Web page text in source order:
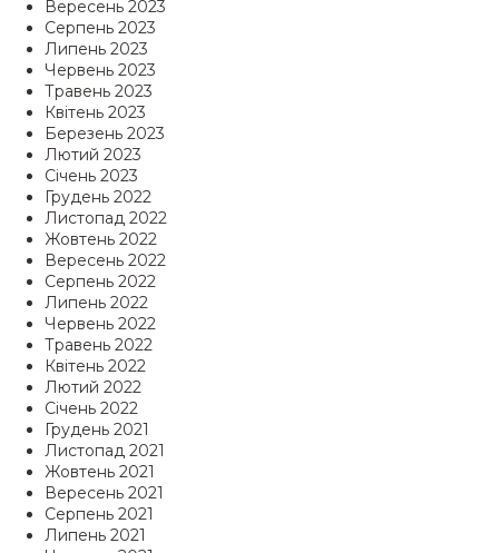
Вересень 2023
Серпень 2023
Липень 2023
Червень 2023
Травень 2023
Квітень 2023
Березень 2023
Лютий 2023
Січень 2023
Грудень 2022
Листопад 2022
Жовтень 2022
Вересень 2022
Серпень 2022
Липень 2022
Червень 2022
Травень 2022
Квітень 2022
Лютий 2022
Січень 2022
Грудень 2021
Листопад 2021
Жовтень 2021
Вересень 2021
Серпень 2021
Липень 2021